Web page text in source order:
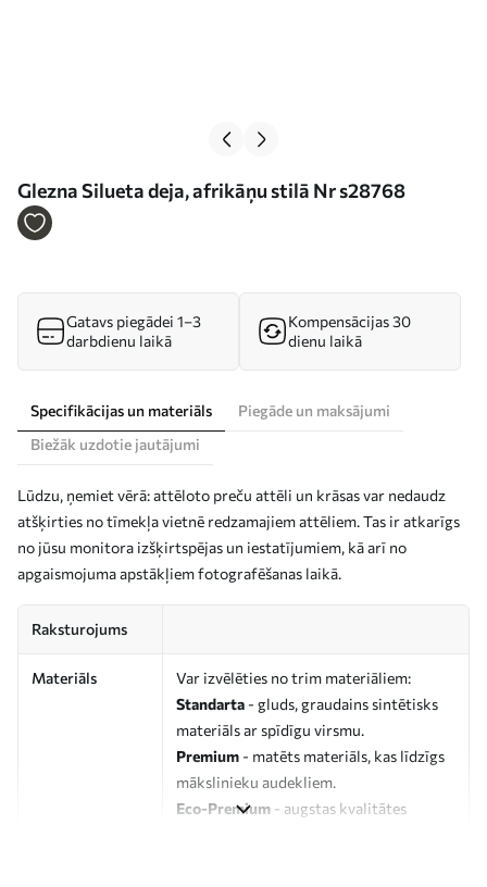
Glezna Silueta deja, afrikāņu stilā Nr s28768
Gatavs piegādei 1–3
darbdienu laikā
Kompensācijas 30
dienu laikā
Specifikācijas un materiāls
Piegāde un maksājumi
Biežāk uzdotie jautājumi
Lūdzu, ņemiet vērā: attēloto preču attēli un krāsas var nedaudz
atšķirties no tīmekļa vietnē redzamajiem attēliem. Tas ir atkarīgs
no jūsu monitora izšķirtspējas un iestatījumiem, kā arī no
apgaismojuma apstākļiem fotografēšanas laikā.
Raksturojums
Materiāls
Var izvēlēties no trim materiāliem:
Standarta - gluds, graudains sintētisks
materiāls ar spīdīgu virsmu.
Premium - matēts materiāls, kas līdzīgs
mākslinieku audekliem.
Eco-Premium - augstas kvalitātes